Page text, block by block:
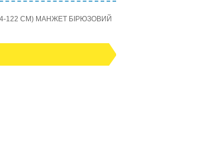
122 СМ) МАНЖЕТ БІРЮЗОВИЙ